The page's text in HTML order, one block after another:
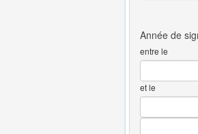
entre le
et le